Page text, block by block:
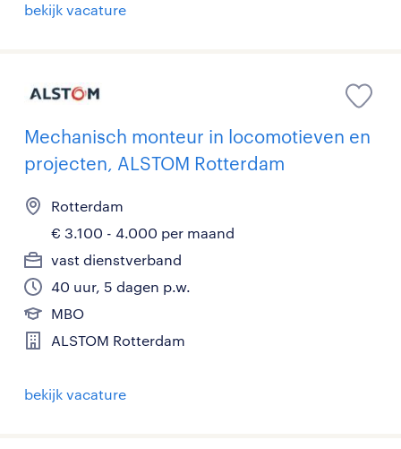
bekijk vacature
Mechanisch monteur in locomotieven en
projecten, ALSTOM Rotterdam
Rotterdam
€ 3.100 - 4.000 per maand
vast dienstverband
40 uur, 5 dagen p.w.
MBO
ALSTOM Rotterdam
bekijk vacature